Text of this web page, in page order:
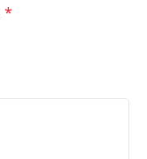
*